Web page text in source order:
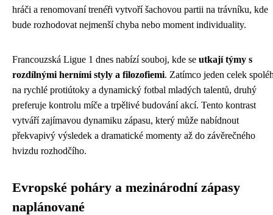
hráči a renomovaní trenéři vytvoří šachovou partii na trávníku, kde
bude rozhodovat nejmenší chyba nebo moment individuality.
Francouzská Ligue 1 dnes nabízí souboj, kde se utkají týmy s
rozdílnými herními styly a filozofiemi. Zatímco jeden celek
na rychlé protiútoky a dynamický fotbal mladých talentů, druhý
preferuje kontrolu míče a trpělivé budování akcí. Tento kontrast
vytváří zajímavou dynamiku zápasu, který může nabídnout
překvapivý výsledek a dramatické momenty až do závěrečného
hvizdu rozhodčího.
Evropské poháry a mezinárodní zápasy
naplánované